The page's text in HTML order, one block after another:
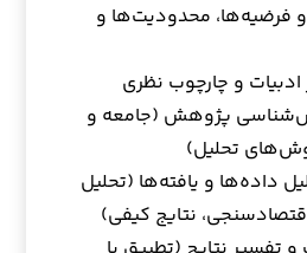
فرضیه‌ها، محدودیت‌ها و
و چارچوب نظری
پژوهش (جامعه و
روش‌های تحلیل)
داده‌ها و یافته‌ها (تحلیل
نتایج کیفی)